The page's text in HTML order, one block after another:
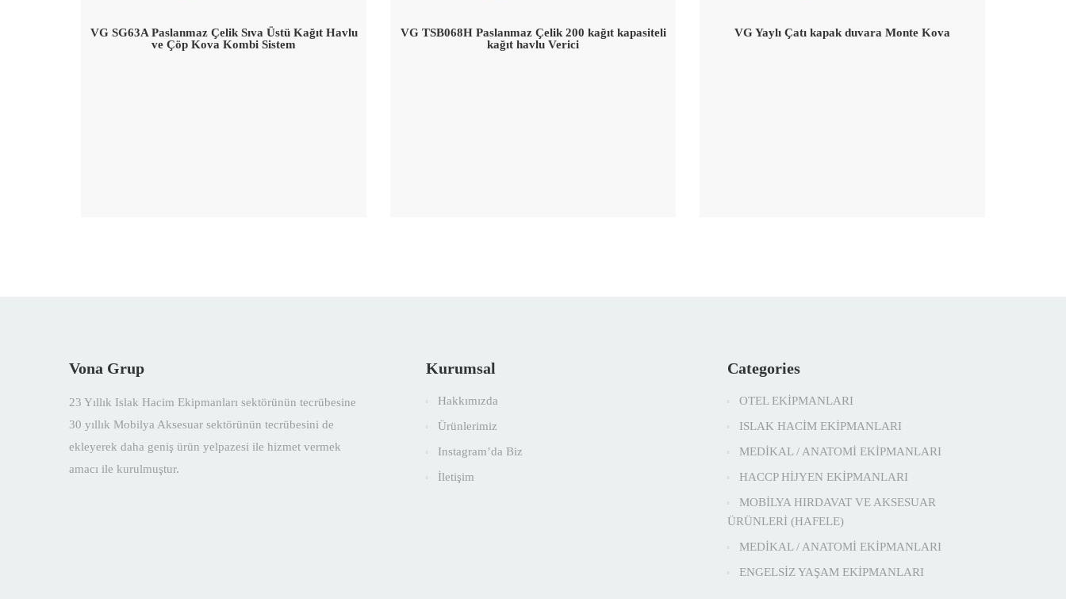
VG SG63A Paslanmaz Çelik Sıva Üstü Kağıt Havlu
ve Çöp Kova Kombi Sistem
VG TSB068H Paslanmaz Çelik 200 kağıt kapasiteli
kağıt havlu Verici
VG Yaylı Çatı kapak duvara Monte Kova
Vona Grup
23 Yıllık Islak Hacim Ekipmanları sektörünün tecrübesine
30 yıllık Mobilya Aksesuar sektörünün tecrübesini de
ekleyerek daha geniş ürün yelpazesi ile hizmet vermek
amacı ile kurulmuştur.
Kurumsal
Hakkımızda
Ürünlerimiz
Instagram’da Biz
İletişim
Categories
OTEL EKİPMANLARI
ISLAK HACİM EKİPMANLARI
MEDİKAL / ANATOMİ EKİPMANLARI
HACCP HİJYEN EKİPMANLARI
MOBİLYA HIRDAVAT VE AKSESUAR
ÜRÜNLERİ (HAFELE)
MEDİKAL / ANATOMİ EKİPMANLARI
ENGELSİZ YAŞAM EKİPMANLARI